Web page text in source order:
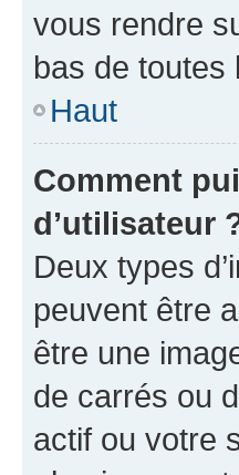
vous rendre
bas de toutes
Haut
Comment
d’utilisateur
Deux types
peuvent être
être une
de carrés ou
actif ou votre